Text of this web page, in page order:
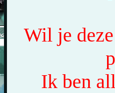
Wil je
Ik ben